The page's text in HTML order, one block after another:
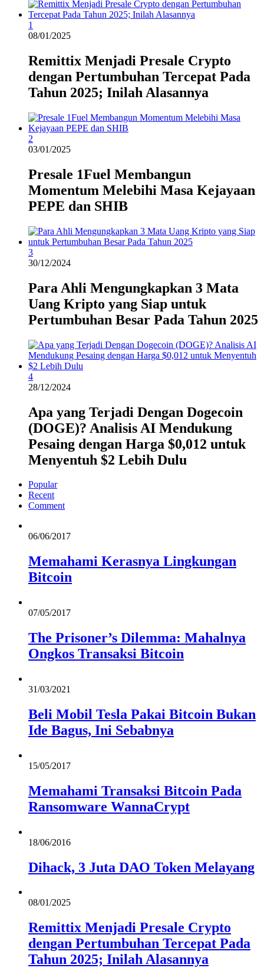
1
08/01/2025
Remittix Menjadi Presale Crypto
dengan Pertumbuhan Tercepat Pada
Tahun 2025; Inilah Alasannya
2
03/01/2025
Presale 1Fuel Membangun
Momentum Melebihi Masa Kejayaan
PEPE dan SHIB
3
30/12/2024
Para Ahli Mengungkapkan 3 Mata
Uang Kripto yang Siap untuk
Pertumbuhan Besar Pada Tahun 2025
4
28/12/2024
Apa yang Terjadi Dengan Dogecoin
(DOGE)? Analisis AI Mendukung
Pesaing dengan Harga $0,012 untuk
Menyentuh $2 Lebih Dulu
Popular
Recent
Comment
06/06/2017
Memahami Kerasnya Lingkungan
Bitcoin
07/05/2017
The Prisoner’s Dilemma: Mahalnya
Ongkos Transaksi Bitcoin
31/03/2021
Beli Mobil Tesla Pakai Bitcoin Bukan
Ide Bagus, Ini Sebabnya
15/05/2017
Memahami Transaksi Bitcoin Pada
Ransomware WannaCrypt
18/06/2016
Dihack, 3 Juta DAO Token Melayang
08/01/2025
Remittix Menjadi Presale Crypto
dengan Pertumbuhan Tercepat Pada
Tahun 2025; Inilah Alasannya